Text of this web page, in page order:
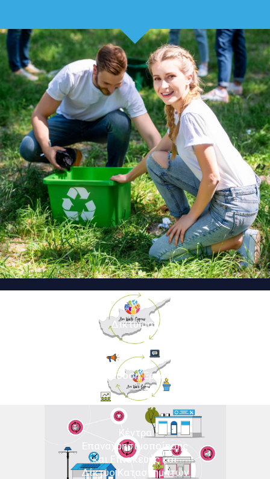
Δικτύωση
Διάδοση Έργου
Κέντρα
Επαναχρησιμοποίησης
και Επισκευής και
Δίκτυo Καταστημάτων